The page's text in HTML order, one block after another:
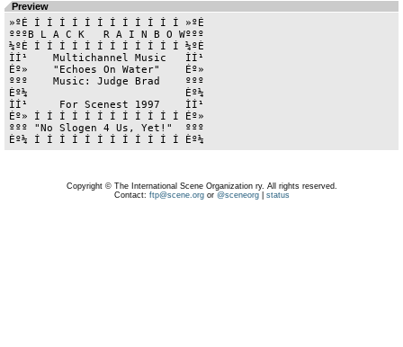
Preview
»ºÉ Í Í Í Í Í Í Í Í Í Í Í Í »ºÉ
ºººB L A C K   R A I N B O Wººº
¼ºÈ Í Í Í Í Í Í Í Í Í Í Í Í ¼ºÈ
ÌÍ¹    Multichannel Music   ÌÍ¹
Éº»    "Echoes On Water"    Éº»
ººº    Music: Judge Brad    ººº
Èº¼                         Èº¼
ÌÍ¹     For Scenest 1997    ÌÍ¹
Éº» Í Í Í Í Í Í Í Í Í Í Í Í Éº»
ººº "No Slogen 4 Us, Yet!"  ººº
Èº¼ Í Í Í Í Í Í Í Í Í Í Í Í Èº¼
Copyright © The International Scene Organization ry. All rights reserved.
Contact: ftp@scene.orgor @sceneorg| status